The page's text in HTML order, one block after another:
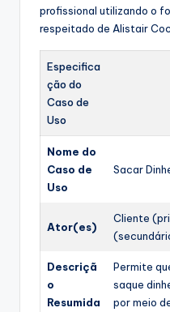
profissional utilizando o
respeitado de Alistair
Especifica
ção do
Caso de
Uso
Nome do
Caso de
Uso
Sacar
Ator(es)
Cliente
Descriçã
o
Resumida
Permite
saque
por meio